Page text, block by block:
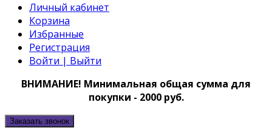
Личный кабинет
Корзина
Избранные
Регистрация
Войти | Выйти
ВНИМАНИЕ! Минимальная общая сумма для
покупки - 2000 руб.
Заказать звонок